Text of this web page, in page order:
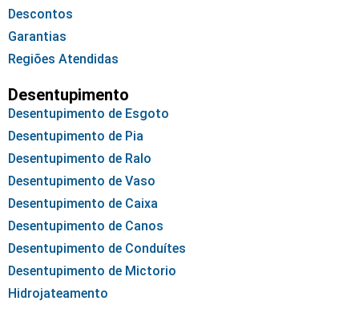
Descontos
Garantias
Regiões Atendidas
Desentupimento
Desentupimento de Esgoto
Desentupimento de Pia
Desentupimento de Ralo
Desentupimento de Vaso
Desentupimento de Caixa
Desentupimento de Canos
Desentupimento de Conduítes
Desentupimento de Mictorio
Hidrojateamento